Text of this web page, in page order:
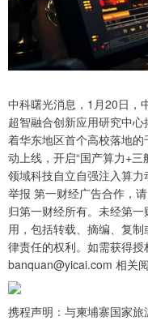
中科曙光消息，1月20日，
超智融合创新应用研究中
着华东地区首个高校落地
动上线，开启“国产算力+
领域科技自立自强注入算力
举报 第一财经广告合作，
归第一财经所有。未经第
用，包括转载、摘编、复
律责任的权利。如需获得授
banquan@yicai.com 相关
携程声明：与柬埔寨国家